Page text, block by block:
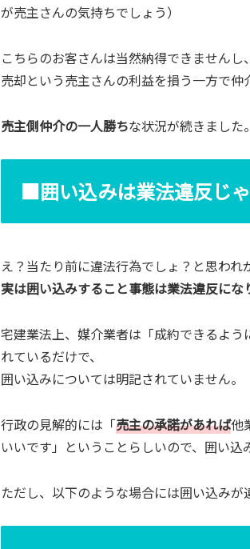
が売主さんの気持ちでしょう）
こちらのお客さんは当然納得できません
売却という売主さんの利益を損う一方で仲
売主側仲介の一人勝ちな状況が続きました。
■囲い込みは業法違反じ
え？当たり前に違法行為でしょ？と思われ
実は囲い込みすること事態は業法違反にな
宅建業法上、媒介業者は「成約できるよ
れているだけで、
囲い込みについては明記されていません。
行政の見解的には「売主の承諾があれば他
いいです」ということらしいので、囲い込
ただし、以下のような場合には囲い込みが